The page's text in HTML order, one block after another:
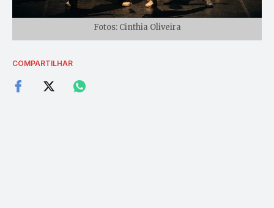
Fotos: Cinthia Oliveira
COMPARTILHAR